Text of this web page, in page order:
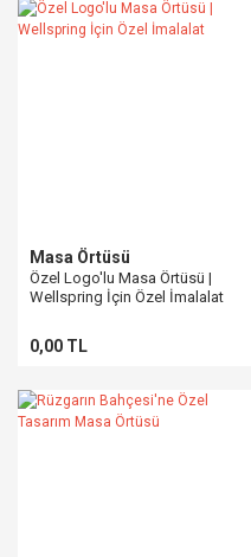
Masa Örtüsü
Özel Logo'lu Masa Örtüsü |
Wellspring İçin Özel İmalalat
0,00 TL